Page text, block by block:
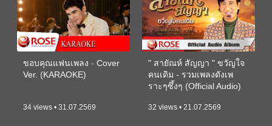
ขอบคุณแฟนเพลง - Cover
Ver. (KARAOKE)
34 views • 31.07.2569
" สายัณห์ สัญญา " ขวัญใจ
คนเดิม - รวมเพลงดังเพ
ราะๆซึ้งๆ (Official Audio)
32 views • 21.07.2569